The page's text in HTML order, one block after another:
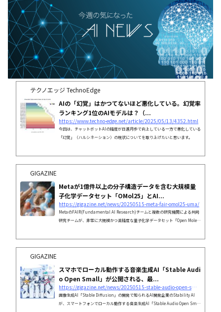
テクノエッジ TechnoEdge
AIの「幻覚」はかつてないほど悪化している。幻覚率
ランキング1位のAIモデルは？（...
https://www.techno-edge.net/article/2025/05/13/4352.html
今回は、チャットボットAIの精度が日進月歩で向上している一方で悪化している
「幻覚」（ハルシネーション）の現状についてを取り上げたいと思います。
GIGAZINE
Metaが1億件以上の分子構造データを含む大規模量
子化学データセット「OMol25」とAI...
https://gigazine.net/news/20250515-meta-fair-omol25-uma/
MetaのFAIR(Fundamental AI Research)チームと複数の研究機関による共同
研究チームが、非常に大規模かつ高精度な量子化学データセット「Open Molec
GIGAZINE
スマホでローカル動作する音楽生成AI「Stable Audi
o Open Small」が公開される、最...
https://gigazine.net/news/20250515-stable-audio-open-small/
画像生成AI「Stable Diffusion」の開発で知られるAI開発企業のStability AI
が、スマートフォンでローカル動作する音楽生成AI「Stable Audio Open Smal